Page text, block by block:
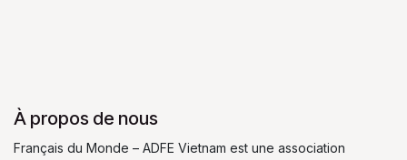
À propos de nous
Français du Monde – ADFE Vietnam est une association